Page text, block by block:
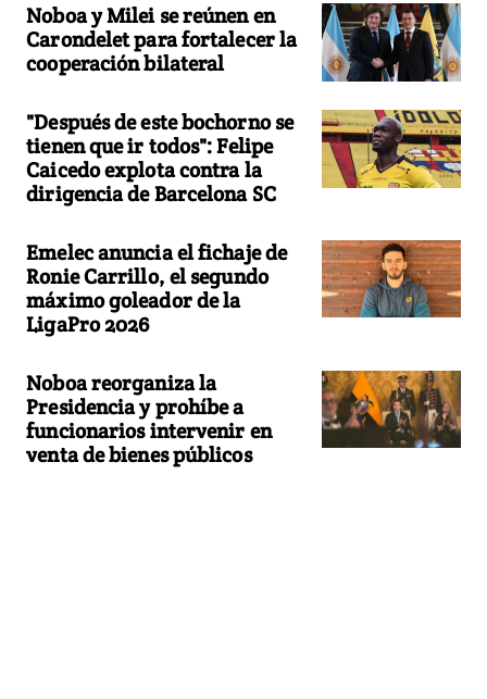
Noboa y Milei se reúnen en
Carondelet para fortalecer la
cooperación bilateral
"Después de este bochorno se
tienen que ir todos": Felipe
Caicedo explota contra la
dirigencia de Barcelona SC
Emelec anuncia el fichaje de
Ronie Carrillo, el segundo
máximo goleador de la
LigaPro 2026
Noboa reorganiza la
Presidencia y prohíbe a
funcionarios intervenir en
venta de bienes públicos